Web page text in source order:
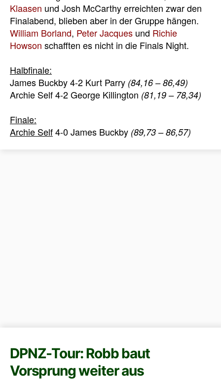
Klaasen und Josh McCarthy erreichten zwar den
Finalabend, blieben aber in der Gruppe hängen.
William Borland, Peter Jacques und Richie
Howson schafften es nicht in die Finals Night.
Halbfinale:
James Buckby 4-2 Kurt Parry (84,16 – 86,49)
Archie Self 4-2 George Killington (81,19 – 78,34)
Finale:
Archie Self4-0 James Buckby (89,73 – 86,57)
DPNZ-Tour: Robb baut
Vorsprung weiter aus